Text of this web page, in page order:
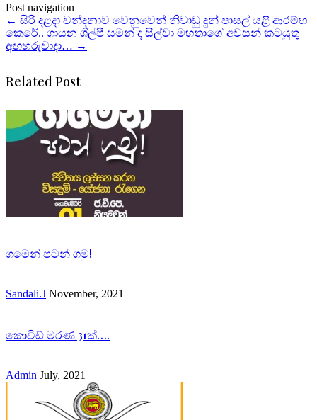
Post navigation
← සිරි දළදා වන්දනාව වෙනුවෙන් නිවාඩු දුන් පාසල් යළි ආරම්භ
කෙරේ.. ගායන ශිල්පී සමන් ද සිල්වා මහතාගේ අවසන් කටයුතු
අඟහරුවාදා… →
Related Post
ගමෙන් පටන් ගමු!
Sandali.J November, 2021
කොවිඩ් මරණ 31ක්….
Admin July, 2021